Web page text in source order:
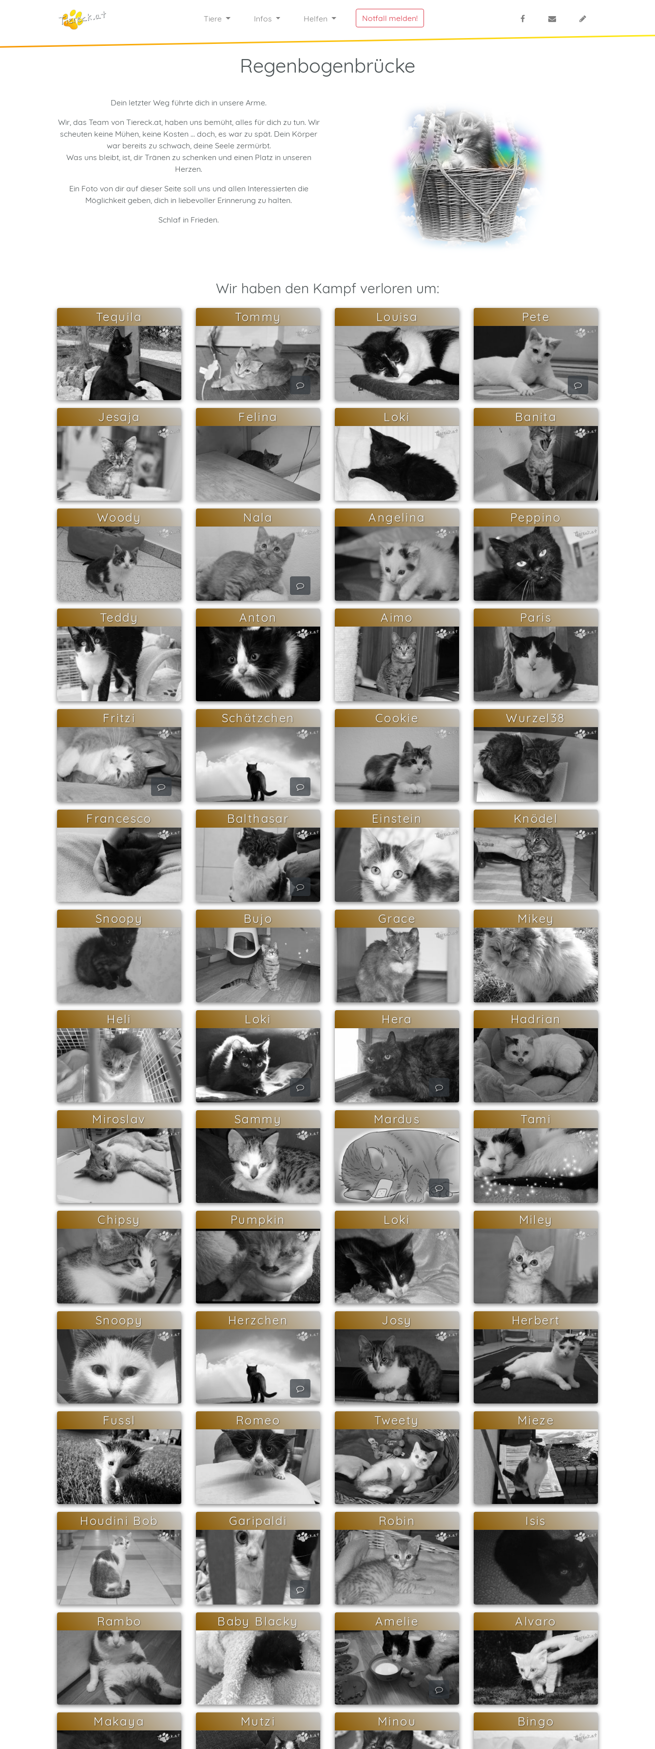
Tiere Infos Helfen Notfall melden!
Regenbogenbrücke
Dein letzter Weg führte dich in unsere Arme.
Wir, das Team von Tiereck.at, haben uns bemüht, alles für dich zu tun. Wir
scheuten keine Mühen, keine Kosten ... doch, es war zu spät. Dein Körper
war bereits zu schwach, deine Seele zermürbt.
Was uns bleibt, ist, dir Tränen zu schenken und einen Platz in unseren
Herzen.
Ein Foto von dir auf dieser Seite soll uns und allen Interessierten die
Möglichkeit geben, dich in liebevoller Erinnerung zu halten.
Schlaf in Frieden.
Wir haben den Kampf verloren um:
Tequila Tommy Louisa Pete
Jesaja Felina Loki Banita
Woody Nala Angelina Peppino
Teddy Anton Aimo Paris
Fritzi Schätzchen Cookie Wurzel38
Francesco Balthasar Einstein Knödel
Snoopy Bujo Grace Mikey
Heli Loki Hera Hadrian
Miroslav Sammy Mardus Tami
Chipsy Pumpkin Loki Miley
Snoopy Herzchen Josy Herbert
Fussl Romeo Tweety Mieze
Houdini Bob Garipaldi Robin Isis
Rambo Baby Blacky Amelie Alvaro
Makaya Mutzi Minou Bingo